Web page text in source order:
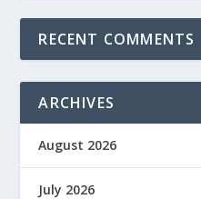
RECENT COMMENTS
ARCHIVES
August 2026
July 2026